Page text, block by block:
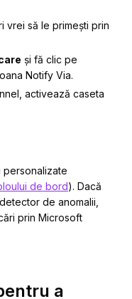
vrei să le primești prin
și fă clic pe
Notify Via.
, activează caseta
personalizate
de bord). Dacă
de anomalii,
prin Microsoft
a